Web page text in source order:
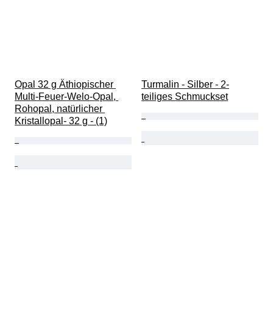
Opal 32 g Äthiopischer
Multi-Feuer-Welo-Opal,
Rohopal, natürlicher
Kristallopal- 32 g - (1)
Turmalin - Silber - 2-
teiliges Schmuckset